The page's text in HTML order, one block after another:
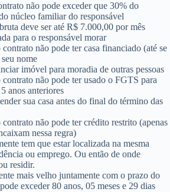
não pode exceder que 30% do
núcleo familiar do responsável
deve ser até R$ 7.000,00 por mês
para o responsável morar
não pode ter casa financiado (até se
nome
imóvel para moradia de outras pessoas
não pode ter usado o FGTS para
anos anteriores
sua casa antes do final do término das
não pode ter crédito restrito (apenas
nessa regra)
tem que estar localizada na mesma
ou emprego. Ou então de onde
residir.
mais velho juntamente com o prazo do
exceder 80 anos, 05 meses e 29 dias